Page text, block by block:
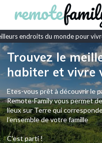
endroits du monde pour
Trouvez le
habiter et vivre
Etes-vous prêt à découvrir le
Remote-Family vous permet
lieux sur Terre qui
l’ensemble de votre famille
C'est parti !